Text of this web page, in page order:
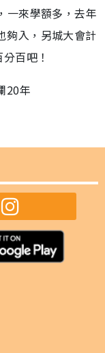
一來學額多，去年
夠入，另城大會計
百吧！
20年